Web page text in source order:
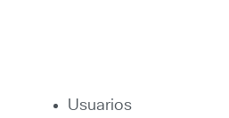
Usuarios